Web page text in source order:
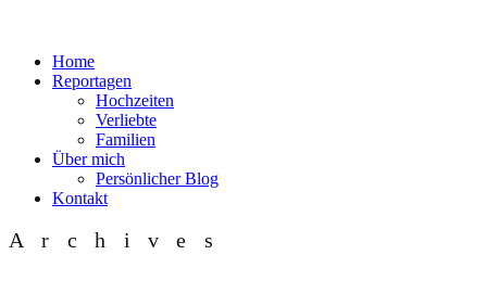
Home
Reportagen
Hochzeiten
Verliebte
Familien
Über mich
Persönlicher Blog
Kontakt
Archives